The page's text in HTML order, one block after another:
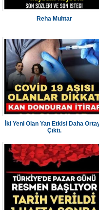
Reha Muhtar
İki Yeni Olan Yan Etkisi Daha
Çıktı.